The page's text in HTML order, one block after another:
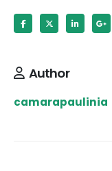
Author
camarapaulinia